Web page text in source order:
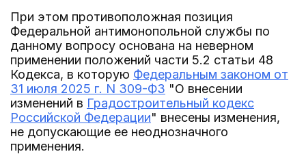
При этом противоположная позиция
Федеральной антимонопольной службы по
данному вопросу основана на неверном
применении положений части 5.2 статьи 48
Кодекса, в которую Федеральным законом от
31 июля 2025 г. N 309-ФЗ "О внесении
изменений в Градостроительный кодекс
Российской Федерации" внесены изменения,
не допускающие ее неоднозначного
применения.